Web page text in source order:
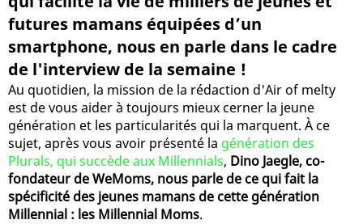
futures mamans équipées d’un
smartphone, nous en parle dans le cadre
de l'interview de la semaine !
Au quotidien, la mission de la rédaction d'Air of melty
est de vous aider à toujours mieux cerner la jeune
génération et les particularités qui la marquent. À ce
sujet, après vous avoir présenté la génération des
Plurals, qui succède aux Millennials, Dino Jaegle, co-
fondateur de WeMoms, nous parle de ce qui fait la
spécificité des jeunes mamans de cette génération
Millennial : les Millennial Moms.